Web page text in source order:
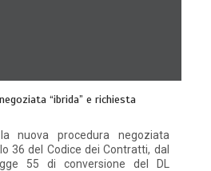
“ibrida” e richiesta
nuova procedura negoziata
36 del Codice dei Contratti, dal
55 di conversione del DL